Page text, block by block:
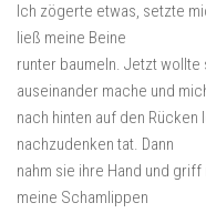
Ich zögerte etwas, setzte
ließ meine Beine
runter baumeln. Jetzt wollte
auseinander mache und
nach hinten auf den
nachzudenken tat. Dann
nahm sie ihre Hand und
meine Schamlippen